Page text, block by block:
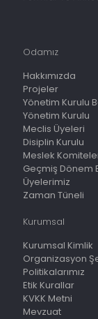
Odamız
Hakkımızda
Projeler
Yönetim Kurulu
Yönetim Kurulu
Meclis Üyeleri
Disiplin Kurulu
Meslek
Geçmiş Dönem
Üyelerimiz
Zaman Tüneli
Kurumsal
Kurumsal Kimlik
Organizasyon
Politikalarımız
Etik Kurallar
KVKK Metni
Mevzuat